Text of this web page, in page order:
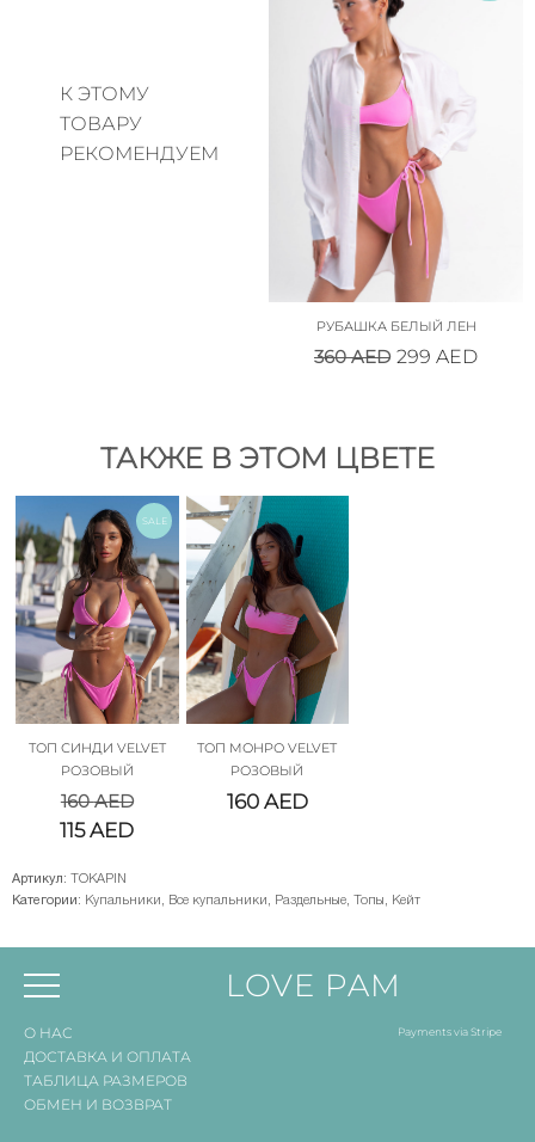
К ЭТОМУ
ТОВАРУ
РЕКОМЕНДУЕМ
РУБАШКА БЕЛЫЙ ЛЕН
360AED 299 AED
ТАКЖЕ В ЭТОМ ЦВЕТЕ
SALE
ТОП СИНДИ VELVET
РОЗОВЫЙ
160AED
115AED
ТОП МОНРО VELVET
РОЗОВЫЙ
160 AED
Артикул:
TOKAPIN
Категории: Купальники , Все купальники , Раздельные, Топы , Кейт
LOVE PAM
О НАС
ДОСТАВКА И ОПЛАТА
ТАБЛИЦА РАЗМЕРОВ
ОБМЕН И ВОЗВРАТ
Payments via Stripe